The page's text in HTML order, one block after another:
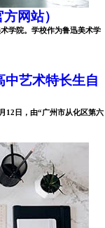
网站）
学院。学校作为鲁迅美术学
中艺术特长生自
12日，由“广州市从化区第六